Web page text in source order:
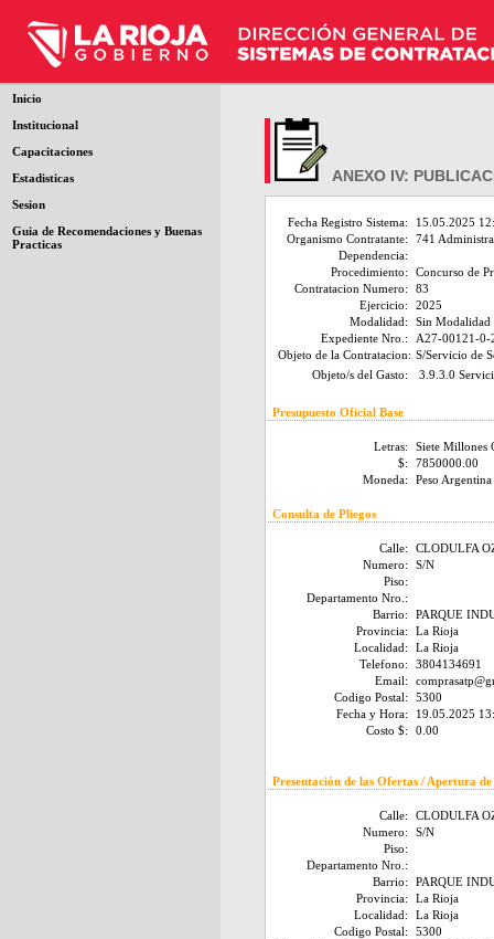
Inicio
Institucional
Capacitaciones
Estadisticas
Sesion
Guia de Recomendaciones y Buenas
Practicas
ANEXO IV:
Fecha Registro Sistema:
15.05.2025
Organismo Contratante:
741
Dependencia:
Procedimiento:
Concurso de
Contratacion Numero:
83
Ejercicio:
2025
Modalidad:
Sin Modalidad
Expediente Nro.:
A27-00121-0-
Objeto de la Contratacion: S/Servicio de
Objeto/s del Gasto:
3.9.3.0
Presupuesto Oficial Base
Letras:
Siete Millones
$:
7850000.00
Moneda:
Peso Argentina
Consulta de Pliegos
Calle:
CLODULFA
Numero:
S/N
Piso:
Departamento Nro.:
Barrio:
PARQUE
Provincia:
La Rioja
Localidad:
La Rioja
Telefono:
3804134691
Email:
Codigo Postal:
5300
Fecha y Hora:
19.05.2025
Costo $:
0.00
Presentación de las Ofertas / Apertura
Calle:
CLODULFA
Numero:
S/N
Piso:
Departamento Nro.:
Barrio:
PARQUE
Provincia:
La Rioja
Localidad:
La Rioja
Codigo Postal:
5300